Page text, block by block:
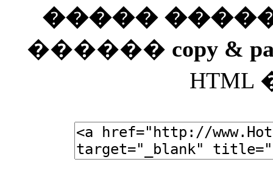
�����
������ copy &